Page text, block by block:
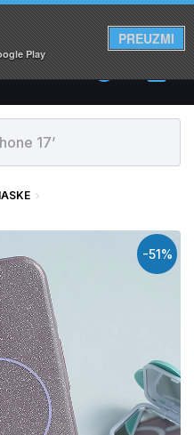
Play
PREUZMI
Slanje istog dana!
0
-51%